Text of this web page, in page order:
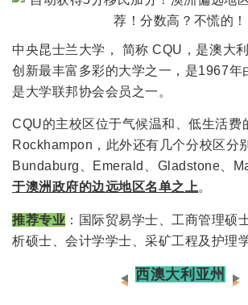
中央昆士兰大学， 简称 CQU，是澳大
创新最丰富多彩的大学之一，是1967年
是大学联邦协会会员之一。
CQU的主校区位于气候温和、低生活
Rockhampon，此外还有几个分校区分
Bundaburg、Emerald、Gladstone、
于澳洲政府的边远地区名单之上。
推荐专业 ：国际贸易学士、工商管理硕
析硕士、会计学学士、采矿工程及护理
西澳大利亚州